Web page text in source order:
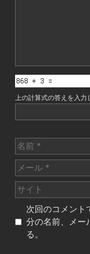
上の計算式の答えを入
名
前
メ
ー
ル
サ
イ
次回のコメント
分の名前、メー
る。